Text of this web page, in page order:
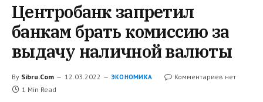
Центробанк запретил
банкам брать комиссию за
выдачу наличной валюты
By Sibru.Com 12.03.2022 ЭКОНОМИКА
Комментариев нет
1 Min Read